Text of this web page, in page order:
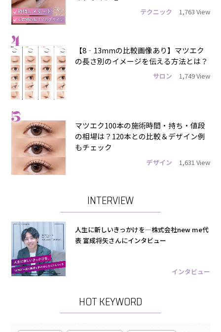
テクニック 1,763 View
4
【8‐13mmの比較画像あり】マツエク
の長さ別のイメージを伝える方法とは？
サロン 1,749 View
5
マツエク100本の施術時間・持ち・値段
の相場は？120本との比較＆デザイン例
もチェック
デザイン 1,631 View
INTERVIEW
人生に新しいきっかけを―株式会社new me代
表 富成将矢さんにインタビュー
インタビュー
HOT KEYWORD